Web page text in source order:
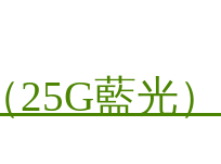
藍光）